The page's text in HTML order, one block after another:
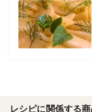
レシピに関係する